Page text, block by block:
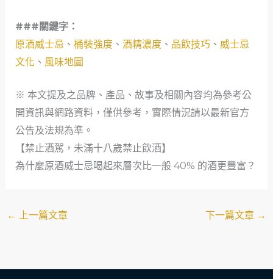
###關鍵字：
原酒威士忌 、 桶裝強度、 酒精濃度、 品飲技巧、 威士忌
文化、 風味地圖
※ 本文提及之品牌、產品、故事及相關內容均為參考公
開資訊與網路資料，僅供參考，實際情況請以最新官方
公告及法規為準。
【禁止酒駕，未滿十八歲禁止飲酒】
為什麼原酒威士忌喝起來層次比一般 40% 的酒更豐富？
← 上一篇文章 下一篇文章 →